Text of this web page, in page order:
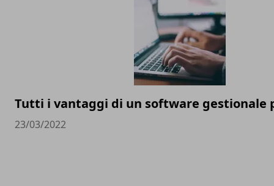
Tutti i vantaggi di un software gestionale
23/03/2022